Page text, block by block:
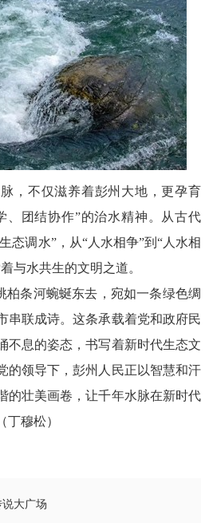
不仅滋养着彭州大地，更孕育
、团结协作”的治水精神。从古代
态调水”，从“人水相争”到“人水相
与水共生的文明之道。
条河蜿蜒东去，宛如一条绿色绸
串联成诗。这条承载着党和政府民
不息的姿态，书写着新时代生态文
的领导下，彭州人民正以智慧和汗
的壮美画卷，让千年水脉在新时代
穆松）
大广场